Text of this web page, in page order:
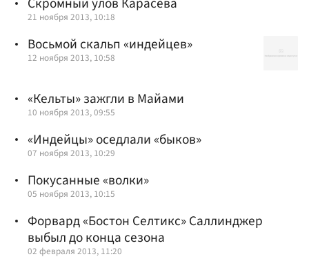
21 ноября 2013, 10:18
Восьмой скальп «индейцев»
12 ноября 2013, 10:58
«Кельты» зажгли в Майами
10 ноября 2013, 09:55
«Индейцы» оседлали «быков»
07 ноября 2013, 10:29
Покусанные «волки»
05 ноября 2013, 10:15
Форвард «Бостон Селтикс» Саллинджер
выбыл до конца сезона
02 февраля 2013, 11:20